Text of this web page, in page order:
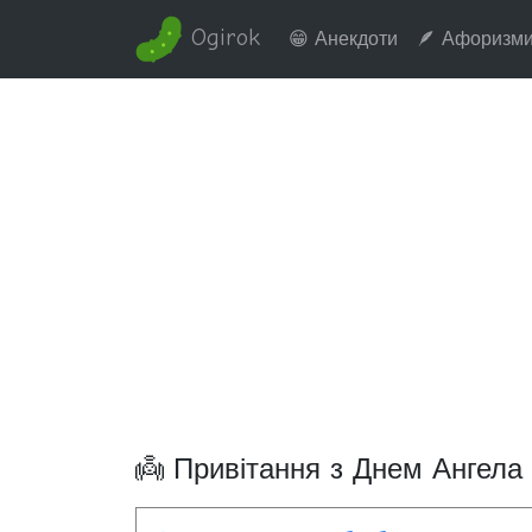
Ogirok 😁 Анекдоти 🪶 Афоризми
👼 Привітання з Днем Ангела